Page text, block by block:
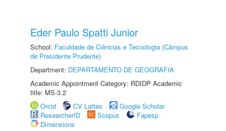
Eder Paulo Spatti Junior
School: Faculdade de Ciências e Tecnologia (Câmpus
de Presidente Prudente)
Department: DEPARTAMENTO DE GEOGRAFIA
Academic Appointment Category: RDIDP Academic
title: MS-3.2
Orcid
CV Lattes
Google Scholar
ResearcherID
Scopus
Fapesp
Dimensions